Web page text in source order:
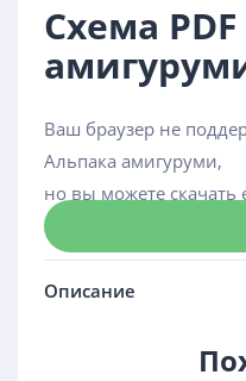
Схема
Ваш браузер не
Альпака амигуруми,
но вы можете
Описание